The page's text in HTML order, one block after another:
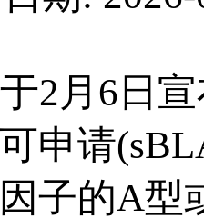
2月6日
申请
因子的A